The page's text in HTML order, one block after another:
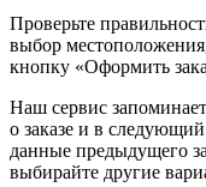
Проверьте
выбор
кнопку «Оформить
Наш сервис
о заказе и в
данные предыдущего
выбирайте другие